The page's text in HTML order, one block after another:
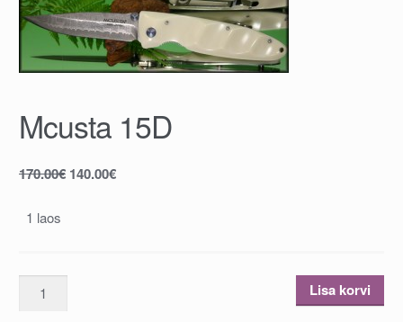
Mcusta 15D
170.00€ 140.00€
1 laos
Mcusta
Lisa korvi